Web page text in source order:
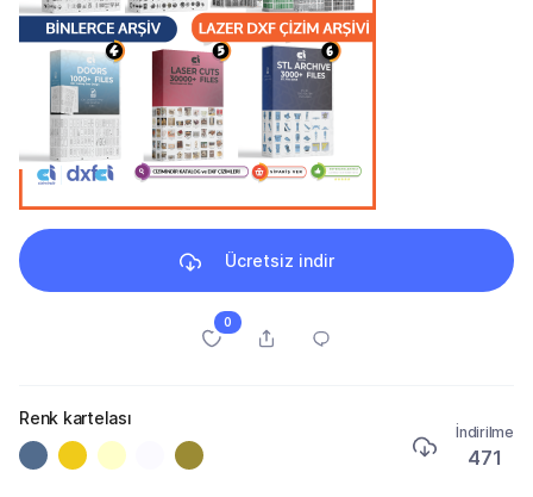
Ücretsiz indir
0
Renk kartelası
İndirilme
471